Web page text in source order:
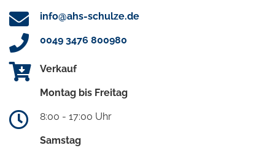
info@ahs-schulze.de
0049 3476 800980
Verkauf
Montag bis Freitag
8:00 - 17:00 Uhr
Samstag